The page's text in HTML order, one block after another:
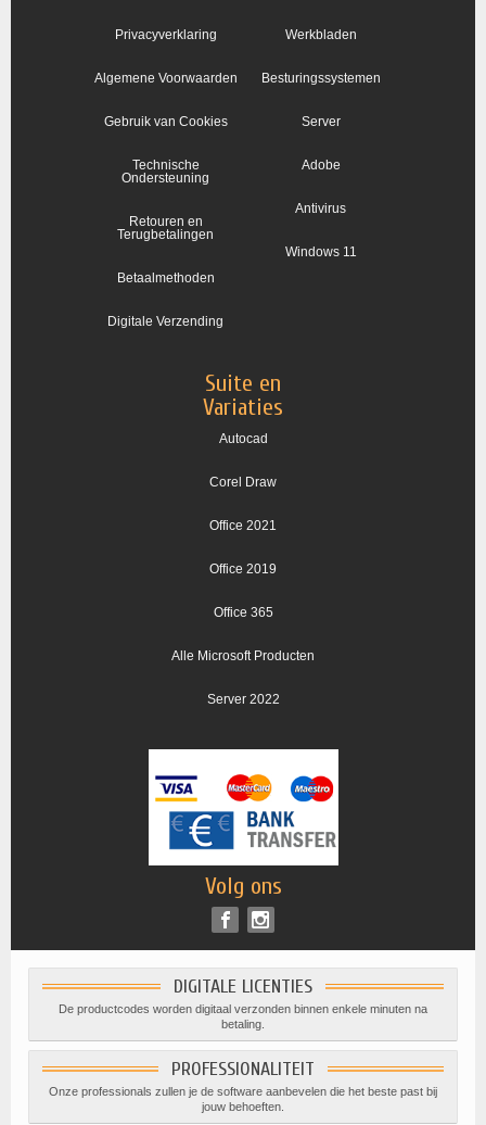
Privacyverklaring
Algemene Voorwaarden
Gebruik van Cookies
Technische
Ondersteuning
Retouren en
Terugbetalingen
Betaalmethoden
Digitale Verzending
Werkbladen
Besturingssystemen
Server
Adobe
Antivirus
Windows 11
Suite en
Variaties
Autocad
Corel Draw
Office 2021
Office 2019
Office 365
Alle Microsoft Producten
Server 2022
Volg ons
DIGITALE LICENTIES
De productcodes worden digitaal verzonden binnen enkele minuten na
betaling.
PROFESSIONALITEIT
Onze professionals zullen je de software aanbevelen die het beste past bij
jouw behoeften.